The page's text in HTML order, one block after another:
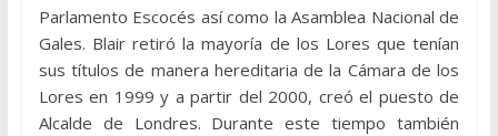
Parlamento Escocés así como la Asamblea Nacional de
Gales. Blair retiró la mayoría de los Lores que tenían
sus títulos de manera hereditaria de la Cámara de los
Lores en 1999 y a partir del 2000, creó el puesto de
Alcalde de Londres. Durante este tiempo también